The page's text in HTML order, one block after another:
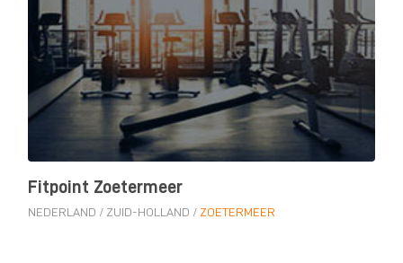
Fitpoint Zoetermeer
NEDERLAND / ZUID-HOLLAND / ZOETERMEER